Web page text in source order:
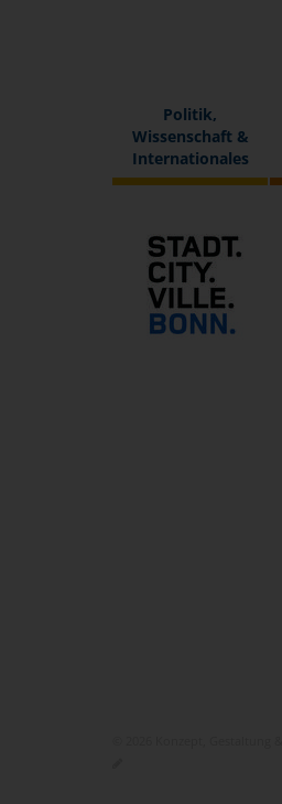
Politik,
Wissenschaft &
Internationales